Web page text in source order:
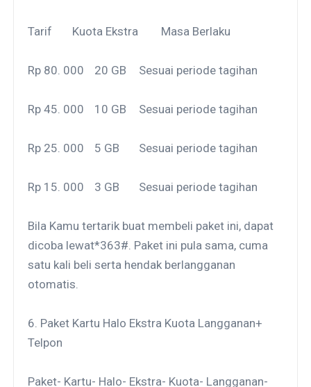
Tarif Kuota Ekstra Masa Berlaku
Rp 80. 000 20 GB Sesuai periode tagihan
Rp 45. 000 10 GB Sesuai periode tagihan
Rp 25. 000 5 GB Sesuai periode tagihan
Rp 15. 000 3 GB Sesuai periode tagihan
Bila Kamu tertarik buat membeli paket ini, dapat
dicoba lewat*363#. Paket ini pula sama, cuma
satu kali beli serta hendak berlangganan
otomatis.
6. Paket Kartu Halo Ekstra Kuota Langganan+
Telpon
Paket- Kartu- Halo- Ekstra- Kuota- Langganan-